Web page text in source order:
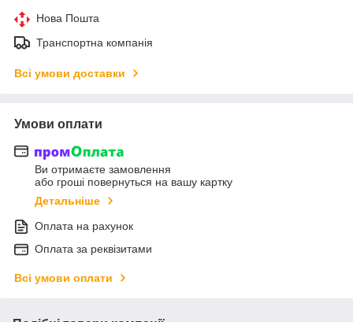
Нова Пошта
Транспортна компанія
Всі умови доставки
Умови оплати
Ви отримаєте замовлення
або гроші повернуться на вашу картку
Детальніше
Оплата на рахунок
Оплата за реквізитами
Всі умови оплати